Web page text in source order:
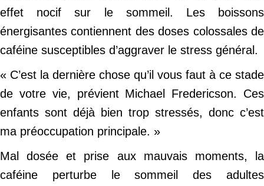
effet nocif sur le sommeil. Les boissons
énergisantes contiennent des doses colossales de
caféine susceptibles d’aggraver le stress général.
« C’est la dernière chose qu’il vous faut à ce stade
de votre vie, prévient Michael Fredericson. Ces
enfants sont déjà bien trop stressés, donc c’est
ma préoccupation principale. »
Mal dosée et prise aux mauvais moments, la
caféine perturbe le sommeil des adultes